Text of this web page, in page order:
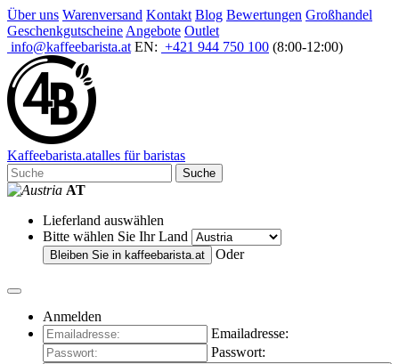
Über uns Warenversand Kontakt Blog Bewertungen Großhandel
Geschenkgutscheine Angebote Outlet
info@kaffeebarista.at EN: +421 944 750 100 (8:00-12:00)
Kaffeebarista.atalles für baristas
Suche
AT
Lieferland auswählen
Bitte wählen Sie Ihr Land
Bleiben Sie in kaffeebarista.at Oder
Anmelden
Emailadresse:
Passwort: